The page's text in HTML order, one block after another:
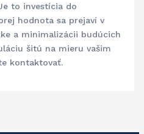
to investícia do
hodnota sa prejaví v
a minimalizácii budúcich
šitú na mieru vašim
kontaktovať.